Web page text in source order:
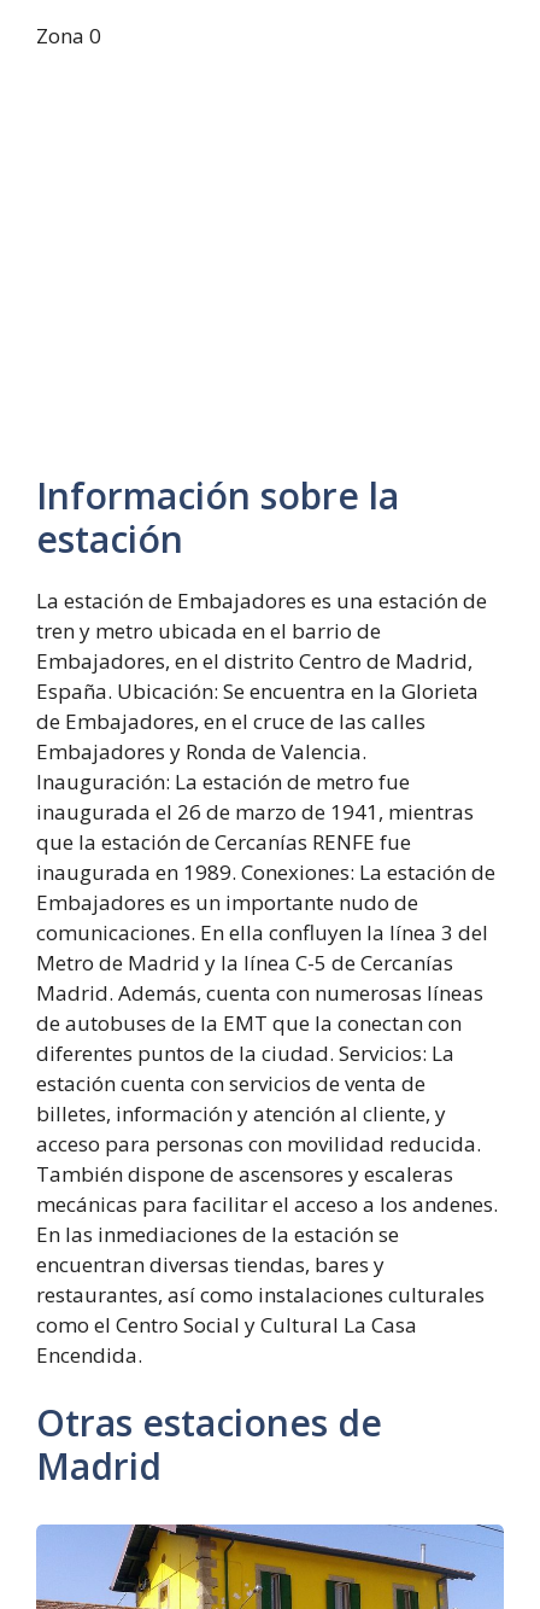
Zona 0
Información sobre la
estación
La estación de Embajadores es una estación de
tren y metro ubicada en el barrio de
Embajadores, en el distrito Centro de Madrid,
España. Ubicación: Se encuentra en la Glorieta
de Embajadores, en el cruce de las calles
Embajadores y Ronda de Valencia.
Inauguración: La estación de metro fue
inaugurada el 26 de marzo de 1941, mientras
que la estación de Cercanías RENFE fue
inaugurada en 1989. Conexiones: La estación de
Embajadores es un importante nudo de
comunicaciones. En ella confluyen la línea 3 del
Metro de Madrid y la línea C-5 de Cercanías
Madrid. Además, cuenta con numerosas líneas
de autobuses de la EMT que la conectan con
diferentes puntos de la ciudad. Servicios: La
estación cuenta con servicios de venta de
billetes, información y atención al cliente, y
acceso para personas con movilidad reducida.
También dispone de ascensores y escaleras
mecánicas para facilitar el acceso a los andenes.
En las inmediaciones de la estación se
encuentran diversas tiendas, bares y
restaurantes, así como instalaciones culturales
como el Centro Social y Cultural La Casa
Encendida.
Otras estaciones de
Madrid
Estación
de
Robledo